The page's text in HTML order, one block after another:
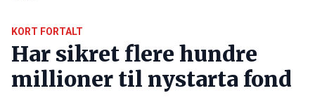
KORT FORTALT
Har sikret flere hundre
millioner til nystarta fond